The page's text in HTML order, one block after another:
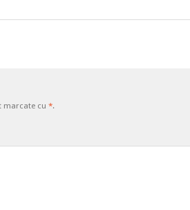
marcate cu *.